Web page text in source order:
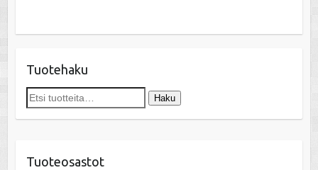
Tuotehaku
Etsi: Haku
Tuoteosastot